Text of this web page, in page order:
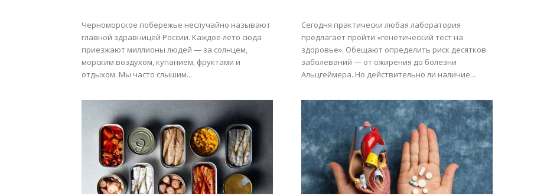
Черноморское побережье неслучайно называют
главной здравницей России. Каждое лето сюда
приезжают миллионы людей — за солнцем,
морским воздухом, купанием, фруктами и
отдыхом. Мы часто слышим...
Сегодня практически любая лаборатория
предлагает пройти «генетический тест на
здоровье». Обещают определить риск десятков
заболеваний — от ожирения до болезни
Альцгеймера. Но действительно ли наличие...